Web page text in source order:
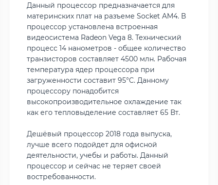
Данный процессор предназначается для
материнских плат на разъеме Socket AM4. В
процессор установлена встроенная
видеосистема Radeon Vega 8. Технический
процесс 14 нанометров - общее количество
транзисторов составляет 4500 млн. Рабочая
температура ядер процессора при
загруженности составит 95°C. Данному
процессору понадобится
высокопроизводительное охлаждение так
как его тепловыделение составляет 65 Вт.
Дешёвый процессор 2018 года выпуска,
лучше всего подойдет для офисной
деятельности, учебы и работы. Данный
процессор и сейчас не теряет своей
востребованности.